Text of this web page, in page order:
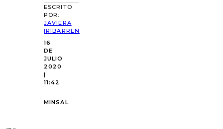
ESCRITO
POR:
JAVIERA
IRIBARREN
16
DE
JULIO
2020
|
11:42
MINSAL